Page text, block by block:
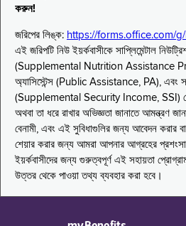
করুন!
জরিপের লিঙ্ক: https://forms.office.com/
এই জরিপটি নিউ ইয়র্কবাসীকে সাপ্লিমেন্টাল
(Supplemental Nutrition Assistance
অ্যাসিস্টেন্স (Public Assistance, PA), এবং
(Supplemental Security Income, SSI)
অথবা তা ধরে রাখার অভিজ্ঞতা জানাতে আমন্ত্রণ
বেনামী, এবং এই সুবিধাগুলির জন্য আবেদন করার
শেয়ার করার জন্য আমরা আপনার আগ্রহের
ইয়র্কবাসীদের জন্য গুরুত্বপূর্ণ এই সহায়তা
উত্তর থেকে পাওয়া তথ্য ব্যবহার করা হবে।